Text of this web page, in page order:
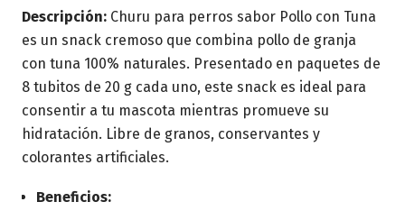
Descripción: Churu para perros sabor Pollo con Tuna
es un snack cremoso que combina pollo de granja
con tuna 100% naturales. Presentado en paquetes de
8 tubitos de 20 g cada uno, este snack es ideal para
consentir a tu mascota mientras promueve su
hidratación. Libre de granos, conservantes y
colorantes artificiales.
Beneficios: